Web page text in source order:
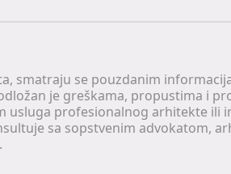
smatraju se pouzdanim
je greškama, propustima i
profesionalnog arhitekte ili
sa sopstvenim advokatom,